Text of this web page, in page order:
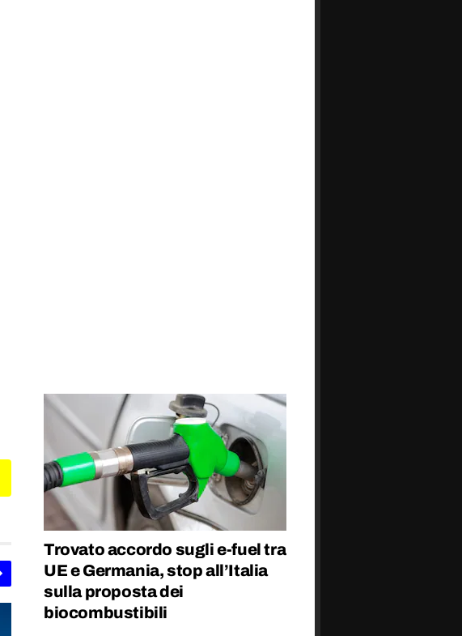
Trovato accordo sugli e-fuel tra
UE e Germania, stop all’Italia
sulla proposta dei
biocombustibili